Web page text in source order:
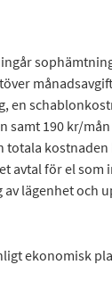
en
samt 190 kr/
totala kostnaden
avtal för el
lägenhet och
ekonomisk